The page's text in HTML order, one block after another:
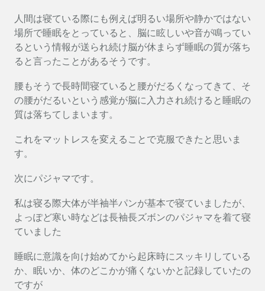
人間は寝ている際にも例えば明るい場所や静かではない
場所で睡眠をとっていると、脳に眩しいや音が鳴ってい
るという情報が送られ続け脳が休まらず睡眠の質が落ち
ると言ったことがあるそうです。
腰もそうで長時間寝ていると腰がだるくなってきて、そ
の腰がだるいという感覚が脳に入力され続けると睡眠の
質は落ちてしまいます。
これをマットレスを変えることで克服できたと思いま
す。
次にパジャマです。
私は寝る際大体が半袖半パンが基本で寝ていましたが、
よっぽど寒い時などは長袖長ズボンのパジャマを着て寝
ていました
睡眠に意識を向け始めてから起床時にスッキリしている
か、眠いか、体のどこかが痛くないかと記録していたの
ですが